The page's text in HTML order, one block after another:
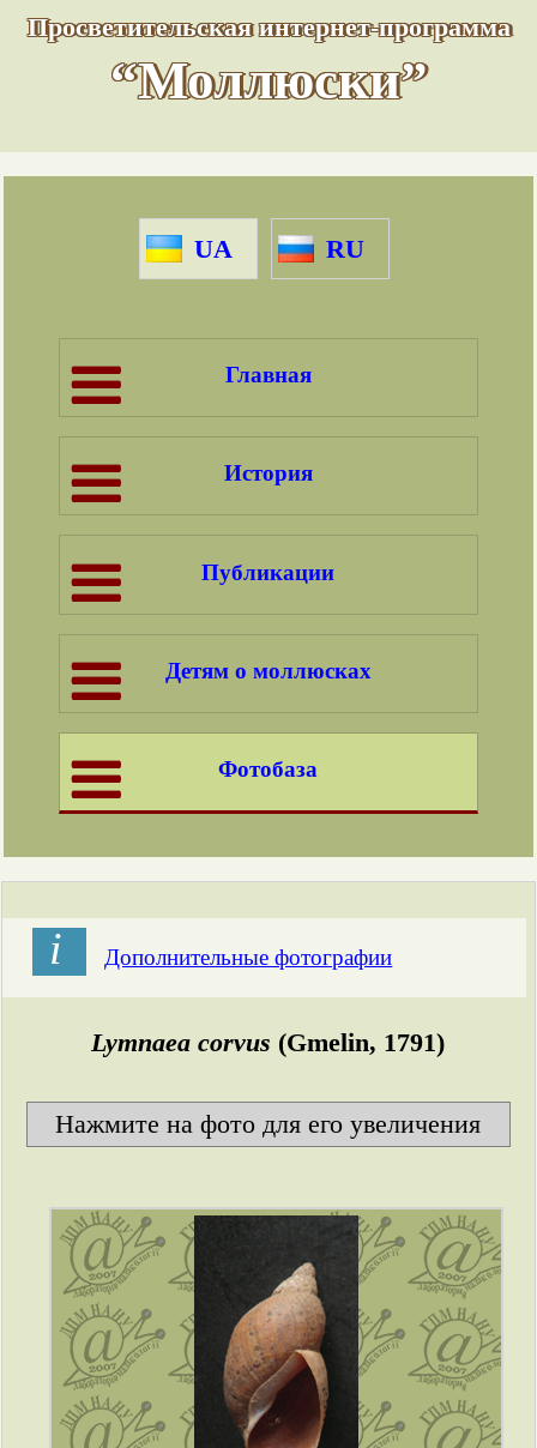
Просветительская интернет-программа
“Моллюски”
UA RU
Главная
История
Публикации
Детям о моллюсках
Фотобаза
і Дополнительные фотографии
Lymnaea corvus (Gmelin, 1791)
Нажмите на фото для его увеличения